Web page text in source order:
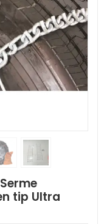
tip Ultra